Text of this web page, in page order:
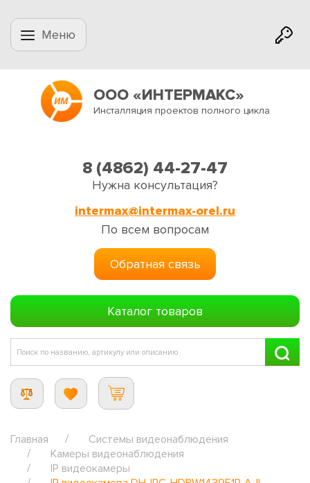
Меню
ООО «ИНТЕРМАКС»
Инсталляция проектов полного цикла
8 (4862) 44-27-47
Нужна консультация?
intermax@intermax-orel.ru
По всем вопросам
Обратная связь
Каталог товаров
Главная
Системы видеонаблюдения
Камеры видеонаблюдения
IP видеокамеры